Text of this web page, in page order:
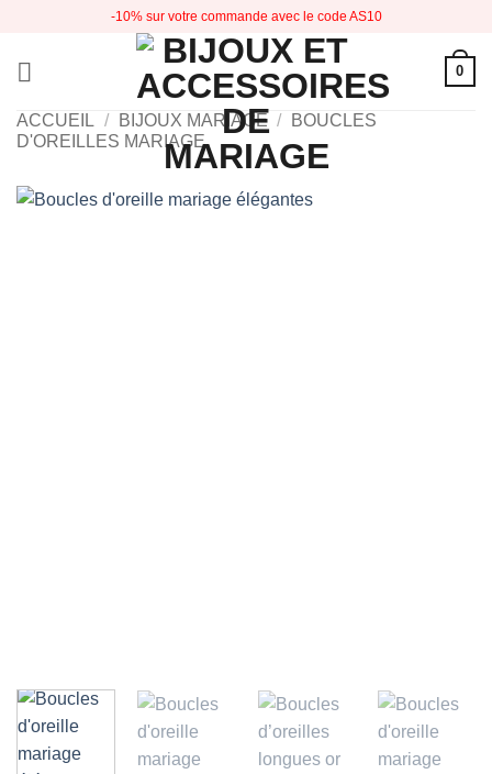
contenu
-10% sur votre commande avec le code AS10
0
ACCUEIL / BIJOUX MARIAGE /
BOUCLES
D'OREILLES MARIAGE